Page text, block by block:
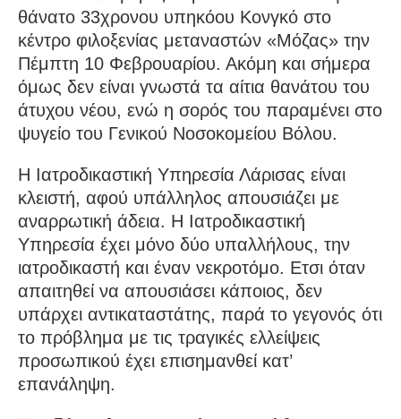
θάνατο 33χρονου υπηκόου Κονγκό στο
κέντρο φιλοξενίας μεταναστών «Μόζας» την
Πέμπτη 10 Φεβρουαρίου. Ακόμη και σήμερα
όμως δεν είναι γνωστά τα αίτια θανάτου του
άτυχου νέου, ενώ η σορός του παραμένει στο
ψυγείο του Γενικού Νοσοκομείου Βόλου.
Η Ιατροδικαστική Υπηρεσία Λάρισας είναι
κλειστή, αφού υπάλληλος απουσιάζει με
αναρρωτική άδεια. Η Ιατροδικαστική
Υπηρεσία έχει μόνο δύο υπαλλήλους, την
ιατροδικαστή και έναν νεκροτόμο. Ετσι όταν
απαιτηθεί να απουσιάσει κάποιος, δεν
υπάρχει αντικαταστάτης, παρά το γεγονός ότι
το πρόβλημα με τις τραγικές ελλείψεις
προσωπικού έχει επισημανθεί κατ’
επανάληψη.